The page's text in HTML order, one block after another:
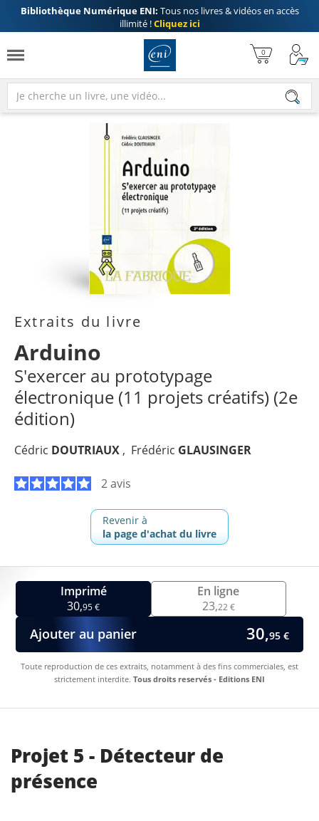
Bibliothèque Numérique ENI: Tous nos livres & vidéos en accès
illimité !Cliquez ici
Extraits du livre
Arduino
S'exercer au prototypage
électronique (11 projets créatifs) (2e
édition)
Cédric DOUTRIAUX Frédéric GLAUSINGER
2 avis
Revenir à
la page d'achat du livre
Imprimé
30,95 €
En ligne
23,22 €
Ajouter au panier 30,95 €
Toute reproduction de ces extraits, notamment à des fins commerciales, est
strictement interdite. Tous droits reservés - Editions ENI
Projet 5 - Détecteur de
présence